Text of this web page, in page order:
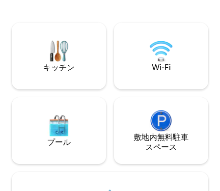
キッチン Wi-Fi
プール
敷地内無料駐⁠車
ス⁠ペ⁠ー⁠ス